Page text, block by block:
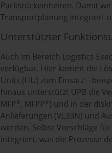
Packstückeinheiten. Damit
Transportplanung integriert
Unterstützter
Auch im Bereich Logistics
verfügbar. Hier kommt die
Units (HU) zum Einsatz –
hinaus unterstützt UPB die
MFP*, MFPP*) und in der
Anlieferungen (VL33N) und
werden. Selbst Vorschläge
integriert, was die Prozesse